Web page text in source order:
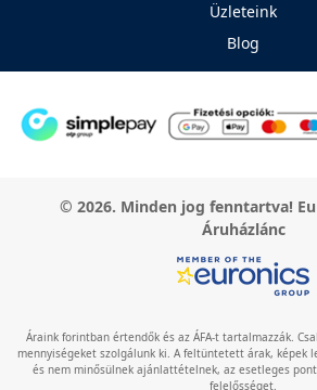
Üzleteink
Blog
© 2026. Minden jog fenntartva!
Áruházlánc
Áraink forintban értendők és az ÁFA-t tartalmazzák.
mennyiségeket szolgálunk ki. A feltüntetett árak, képek
és nem minősülnek ajánlattételnek, az esetleges
felelősséget.